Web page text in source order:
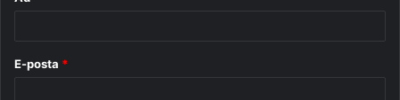
E-posta *